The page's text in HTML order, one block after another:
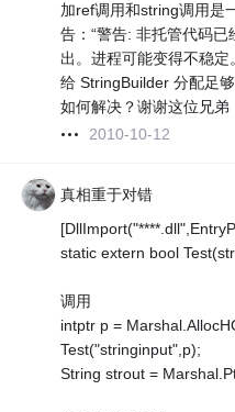
加ref调用和string调用是
告：“警告: 非托管代码
出。进程可能变得不稳
给 StringBuilder 分配足
如何解决？谢谢这位兄弟
2010-10-12
真相重于对错
static extern bool
调用
intptr p =
Test("stringinput",p);
String strout =